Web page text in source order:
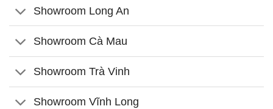
Showroom Long An
Showroom Cà Mau
Showroom Trà Vinh
Showroom Vĩnh Long